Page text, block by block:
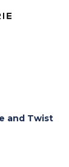
and Twist